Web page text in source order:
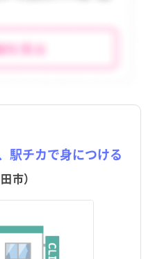
駅チカで身につける
市）